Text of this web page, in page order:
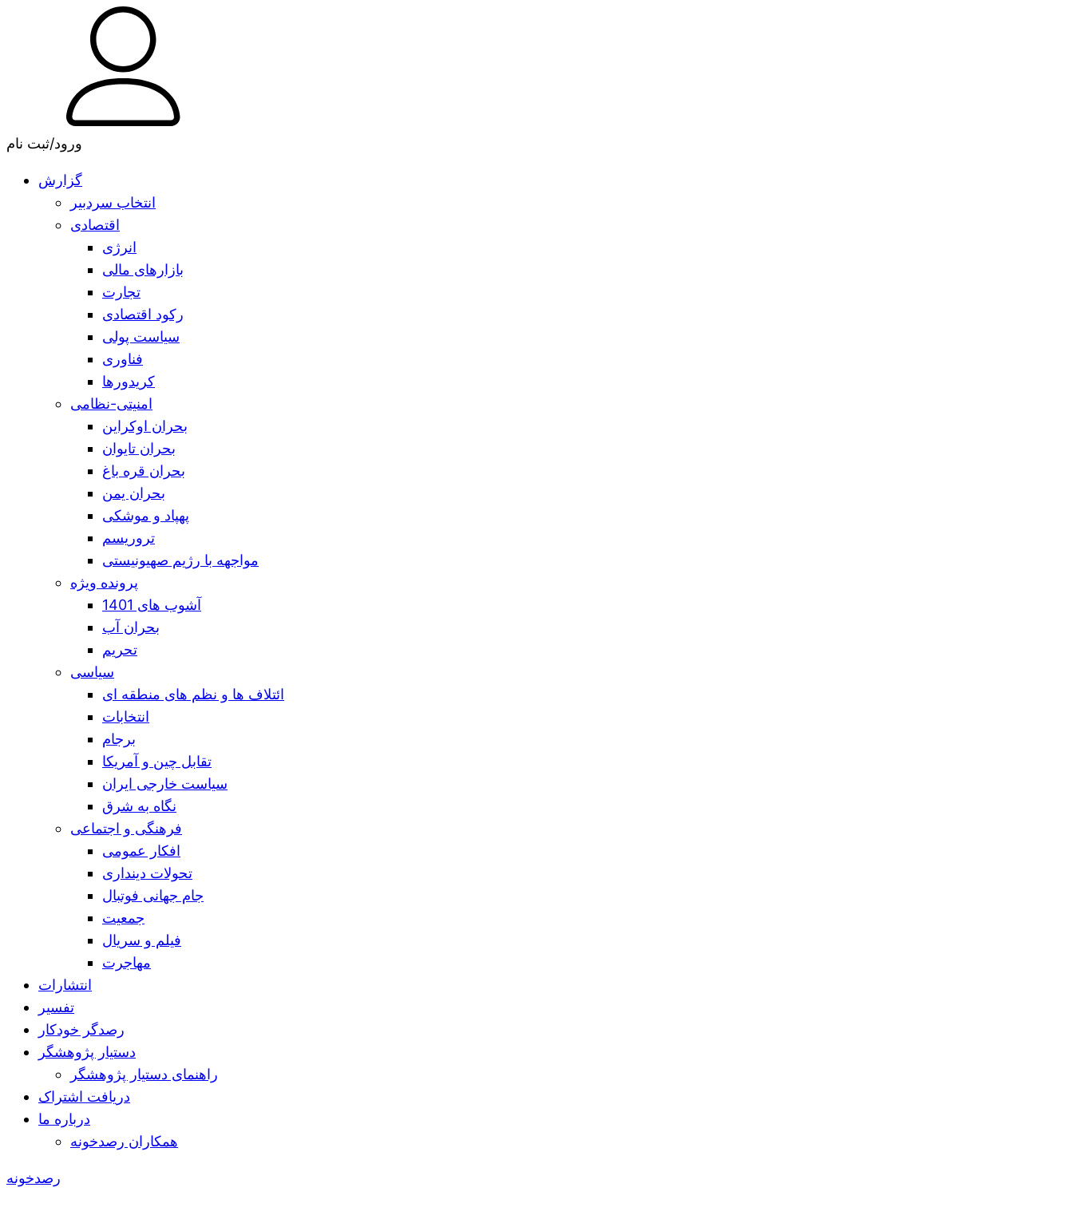
ورود/ثبت نام
گزارش
انتخاب سردبیر
اقتصادی
انرژی
بازارهای مالی
تجارت
رکود اقتصادی
سیاست پولی
فناوری
کریدورها
امنیتی-نظامی
بحران اوکراین
بحران تایوان
بحران قره باغ
بحران یمن
پهپاد و موشکی
تروریسم
مواجهه با رژیم صهیونیستی
پرونده ویژه
آشوب های 1401
بحران آب
تحریم
سیاسی
ائتلاف ها و نظم های منطقه ای
انتخابات
برجام
تقابل چین و آمریکا
سیاست خارجی ایران
نگاه به شرق
فرهنگی و اجتماعی
افکار عمومی
تحولات دینداری
جام جهانی فوتبال
جمعیت
فیلم و سریال
مهاجرت
انتشارات
تفسیر
رصدگر خودکار
دستیار پژوهشگر
راهنمای دستیار پژوهشگر
دریافت اشتراک
درباره ما
همکاران رصدخونه
رصدخونه